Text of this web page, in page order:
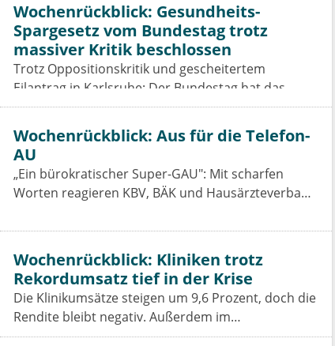
Wochenrückblick: Gesundheits-
Spargesetz vom Bundestag trotz
massiver Kritik beschlossen
Trotz Oppositionskritik und gescheitertem
Eilantrag in Karlsruhe: Der Bundestag hat das
Beitragssatzstabilisierungsgesetz beschlossen. Für
Vertragsärzte bleiben die Einschnitte hart.
Wochenrückblick: Aus für die Telefon-
AU
„Ein bürokratischer Super-GAU": Mit scharfen
Worten reagieren KBV, BÄK und Hausärzteverband
GKV-Spargesetz für Praxen, Pharmaindustrie und
Prävention bedeutet.
Wochenrückblick: Kliniken trotz
Rekordumsatz tief in der Krise
Die Klinikumsätze steigen um 9,6 Prozent, doch die
Rendite bleibt negativ. Außerdem im
Wochenrückblick: das Spargesetz im